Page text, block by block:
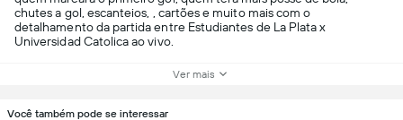
chutes a gol, escanteios, , cartões e muito mais com o
detalhamento da partida entre Estudiantes de La Plata x
Universidad Catolica ao vivo.
Ver mais
Você também pode se interessar